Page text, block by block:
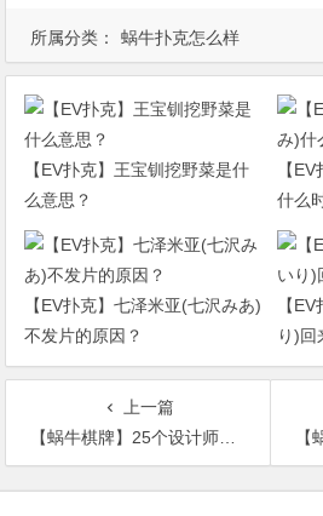
所属分类： 蜗牛扑克怎么样
【EV扑克】王宝钏挖野菜是什
么意思？
【
什么
【EV扑克】七泽米亚(七沢みあ)
不发片的原因？
【
り)回
上一篇
【蜗牛棋牌】25个设计师的人性商品 贴心设计让你想掏钱
【蜗
文